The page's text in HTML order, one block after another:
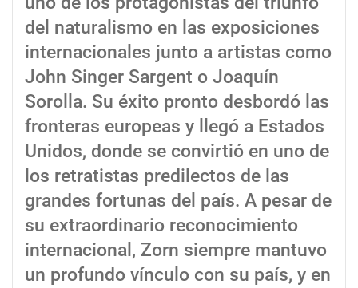
del naturalismo en las exposiciones
internacionales junto a artistas como
John Singer Sargent o Joaquín
Sorolla. Su éxito pronto desbordó las
fronteras europeas y llegó a Estados
Unidos, donde se convirtió en uno de
los retratistas predilectos de las
grandes fortunas del país. A pesar de
su extraordinario reconocimiento
internacional, Zorn siempre mantuvo
un profundo vínculo con su país, y en